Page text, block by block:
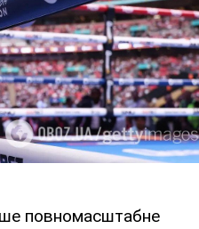
повномасштабне